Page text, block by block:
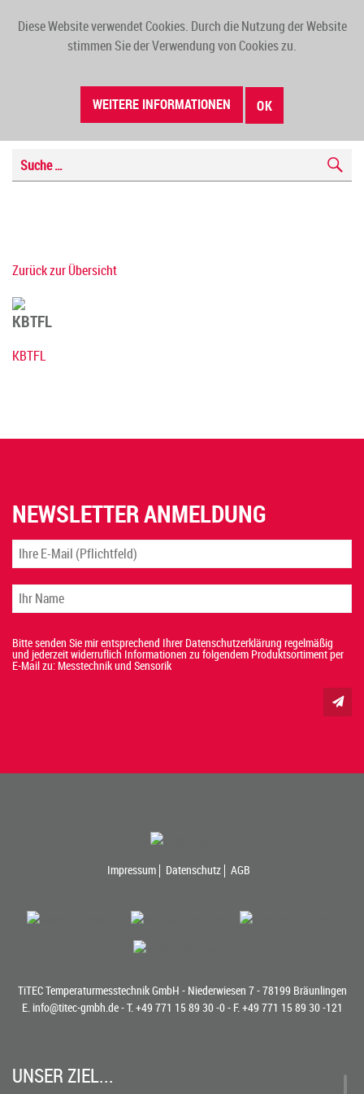
Diese Website verwendet Cookies. Durch die Nutzung der Website
stimmen Sie der Verwendung von Cookies zu.
WEITERE INFORMATIONEN OK
Zurück zur Übersicht
KBTFL
KBTFL
NEWSLETTER ANMELDUNG
Bitte senden Sie mir entsprechend Ihrer Datenschutzerklärung regelmäßig
und jederzeit widerruflich Informationen zu folgendem Produktsortiment per
E-Mail zu: Messtechnik und Sensorik
Impressum Datenschutz AGB
TiTEC Temperaturmesstechnik GmbH - Niederwiesen 7 - 78199 Bräunlingen
E. info@titec-gmbh.de- T. +49 771 15 89 30 -0- F. +49 771 15 89 30 -121
UNSER ZIEL...